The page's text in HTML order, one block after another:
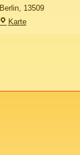
Berlin, 13509
KarteHatzfeldplatz